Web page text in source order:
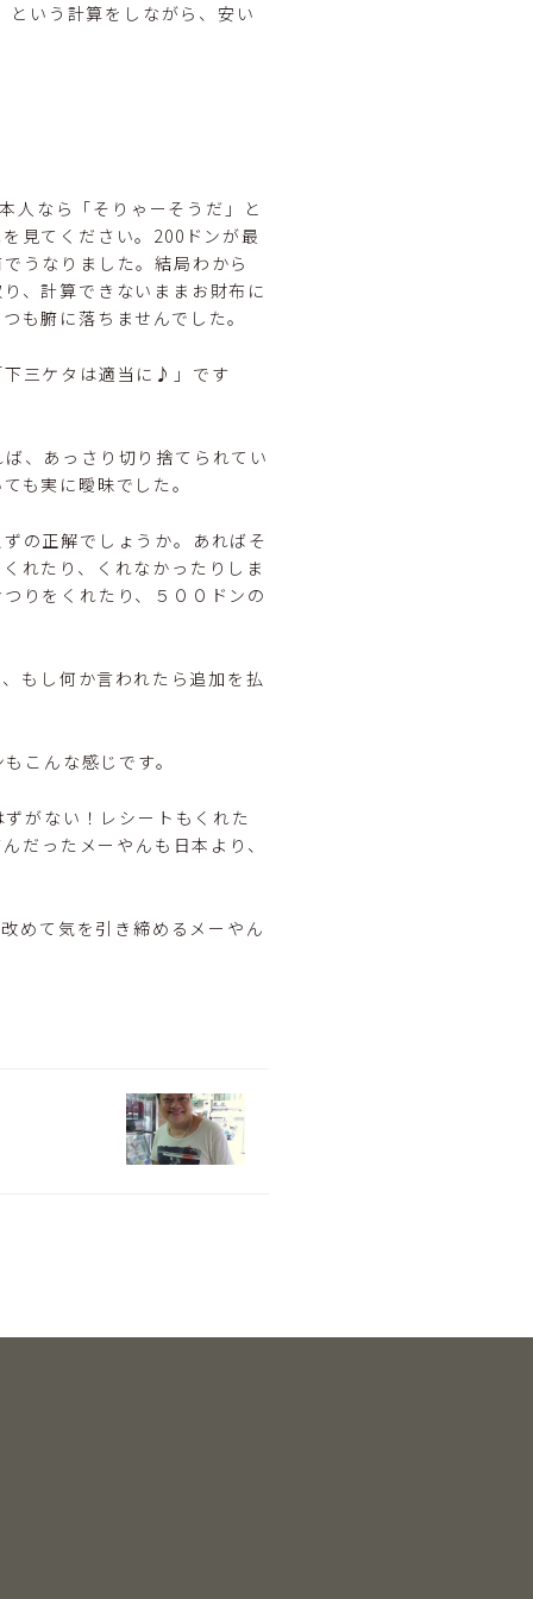
という計算をしながら、安い
人なら「そりゃーそうだ」と
見てください。200ドンが最
うなりました。結局わから
、計算できないままお財布に
も腑に落ちませんでした。
下三ケタは適当に♪」です
、あっさり切り捨てられてい
も実に曖昧でした。
の正解でしょうか。あればそ
れたり、くれなかったりしま
りをくれたり、５００ドンの
もし何か言われたら追加を払
こんな感じです。
がない！レシートもくれた
だったメーやんも日本より、
めて気を引き締めるメーやん